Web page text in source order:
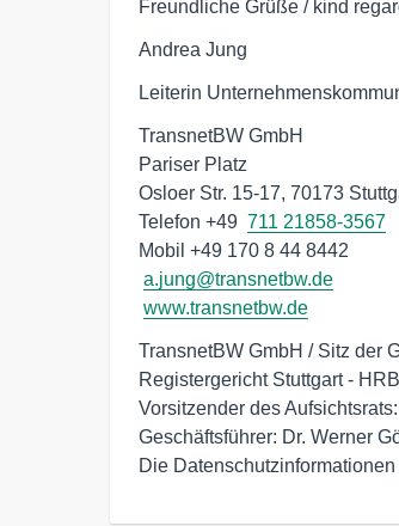
Freundliche Grüße / kind
Andrea Jung
Leiterin
TransnetBW GmbH
Pariser Platz
Osloer Str. 15-17, 70173
Telefon +49 711 21858-3567
Mobil +49 170 8 44 8442
a.jung@transnetbw.de
www.transnetbw.de
TransnetBW GmbH / Sitz der
Registergericht Stuttgart -
Vorsitzender des
Geschäftsführer: Dr. Werner
Die